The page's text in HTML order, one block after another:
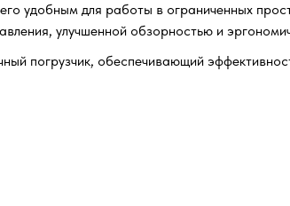
удобным для работы в ограниченных
улучшенной обзорностью и
погрузчик, обеспечивающий